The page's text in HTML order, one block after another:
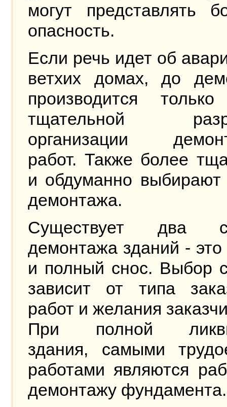
могут представлять
опасность.
Если речь идет об
ветхих домах, до
производится
тщательной
организации
работ. Также более
и обдуманно выбирают
демонтажа.
Существует два
демонтажа зданий - это
и полный снос. Выбор
зависит от типа
работ и желания
При полной
здания, самыми
работами являются
демонтажу